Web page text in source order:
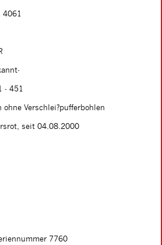
4061
- 451
ohne Verschlei?pufferbohlen
seit 04.08.2000
7760